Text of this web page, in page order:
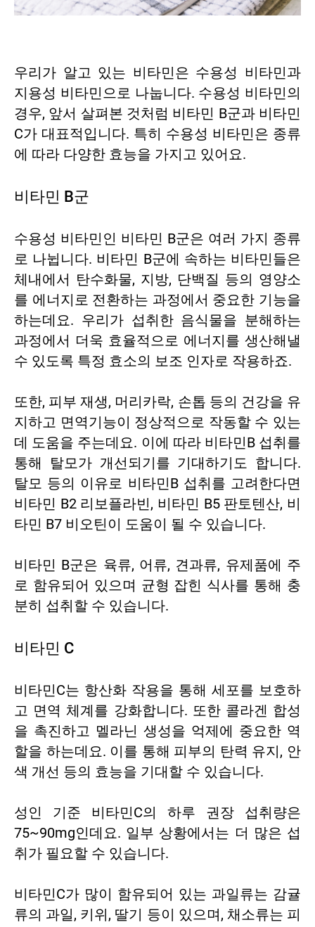
우리가 알고 있는 비타민은 수용성 비타민과
지용성 비타민으로 나눕니다. 수용성 비타민의
경우, 앞서 살펴본 것처럼 비타민 B군과 비타민
C가 대표적입니다. 특히 수용성 비타민은 종류
에 따라 다양한 효능을 가지고 있어요.
비타민 B군
수용성 비타민인 비타민 B군은 여러 가지 종류
로 나뉩니다. 비타민 B군에 속하는 비타민들은
체내에서 탄수화물, 지방, 단백질 등의 영양소
를 에너지로 전환하는 과정에서 중요한 기능을
하는데요. 우리가 섭취한 음식물을 분해하는
과정에서 더욱 효율적으로 에너지를 생산해낼
수 있도록 특정 효소의 보조 인자로 작용하죠.
또한, 피부 재생, 머리카락, 손톱 등의 건강을 유
지하고 면역기능이 정상적으로 작동할 수 있는
데 도움을 주는데요. 이에 따라 비타민B 섭취를
통해 탈모가 개선되기를 기대하기도 합니다.
탈모 등의 이유로 비타민B 섭취를 고려한다면
비타민 B2 리보플라빈, 비타민 B5 판토텐산, 비
타민 B7 비오틴이 도움이 될 수 있습니다.
비타민 B군은 육류, 어류, 견과류, 유제품에 주
로 함유되어 있으며 균형 잡힌 식사를 통해 충
분히 섭취할 수 있습니다.
비타민 C
비타민C는 항산화 작용을 통해 세포를 보호하
고 면역 체계를 강화합니다. 또한 콜라겐 합성
을 촉진하고 멜라닌 생성을 억제에 중요한 역
할을 하는데요. 이를 통해 피부의 탄력 유지, 안
색 개선 등의 효능을 기대할 수 있습니다.
성인 기준 비타민C의 하루 권장 섭취량은
75~90mg인데요. 일부 상황에서는 더 많은 섭
취가 필요할 수 있습니다.
비타민C가 많이 함유되어 있는 과일류는 감귤
류의 과일, 키위, 딸기 등이 있으며, 채소류는 피